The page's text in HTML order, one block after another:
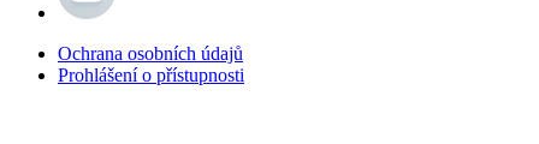
Ochrana osobních údajů
Prohlášení o přístupnosti